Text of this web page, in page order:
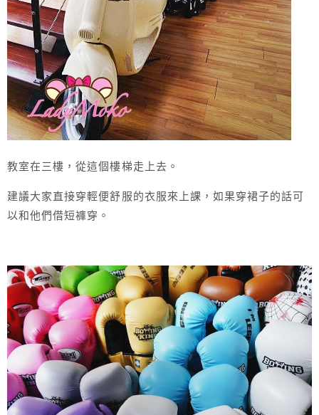
教室在三樓，從這個樓梯走上去。
建議大家直接穿輕便舒服的衣服來上課，如果穿裙子的話可
以和他們借短褲穿。